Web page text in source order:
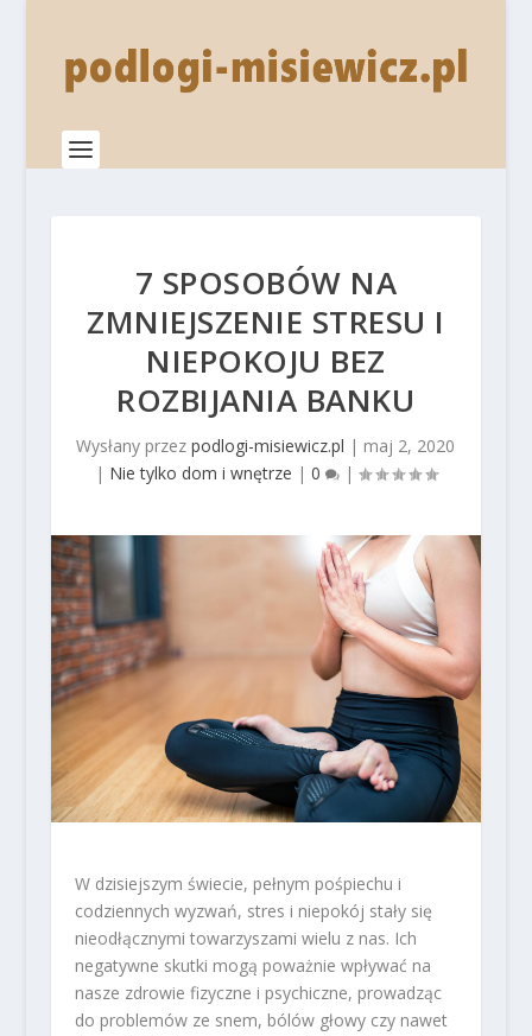
7 SPOSOBÓW NA
ZMNIEJSZENIE STRESU I
NIEPOKOJU BEZ
ROZBIJANIA BANKU
Wysłany przezpodlogi-misiewicz.pl | maj 2, 2020
| Nie tylko dom i wnętrze | 0 |
W dzisiejszym świecie, pełnym pośpiechu i
codziennych wyzwań, stres i niepokój stały się
nieodłącznymi towarzyszami wielu z nas. Ich
negatywne skutki mogą poważnie wpływać na
nasze zdrowie fizyczne i psychiczne, prowadząc
do problemów ze snem, bólów głowy czy nawet